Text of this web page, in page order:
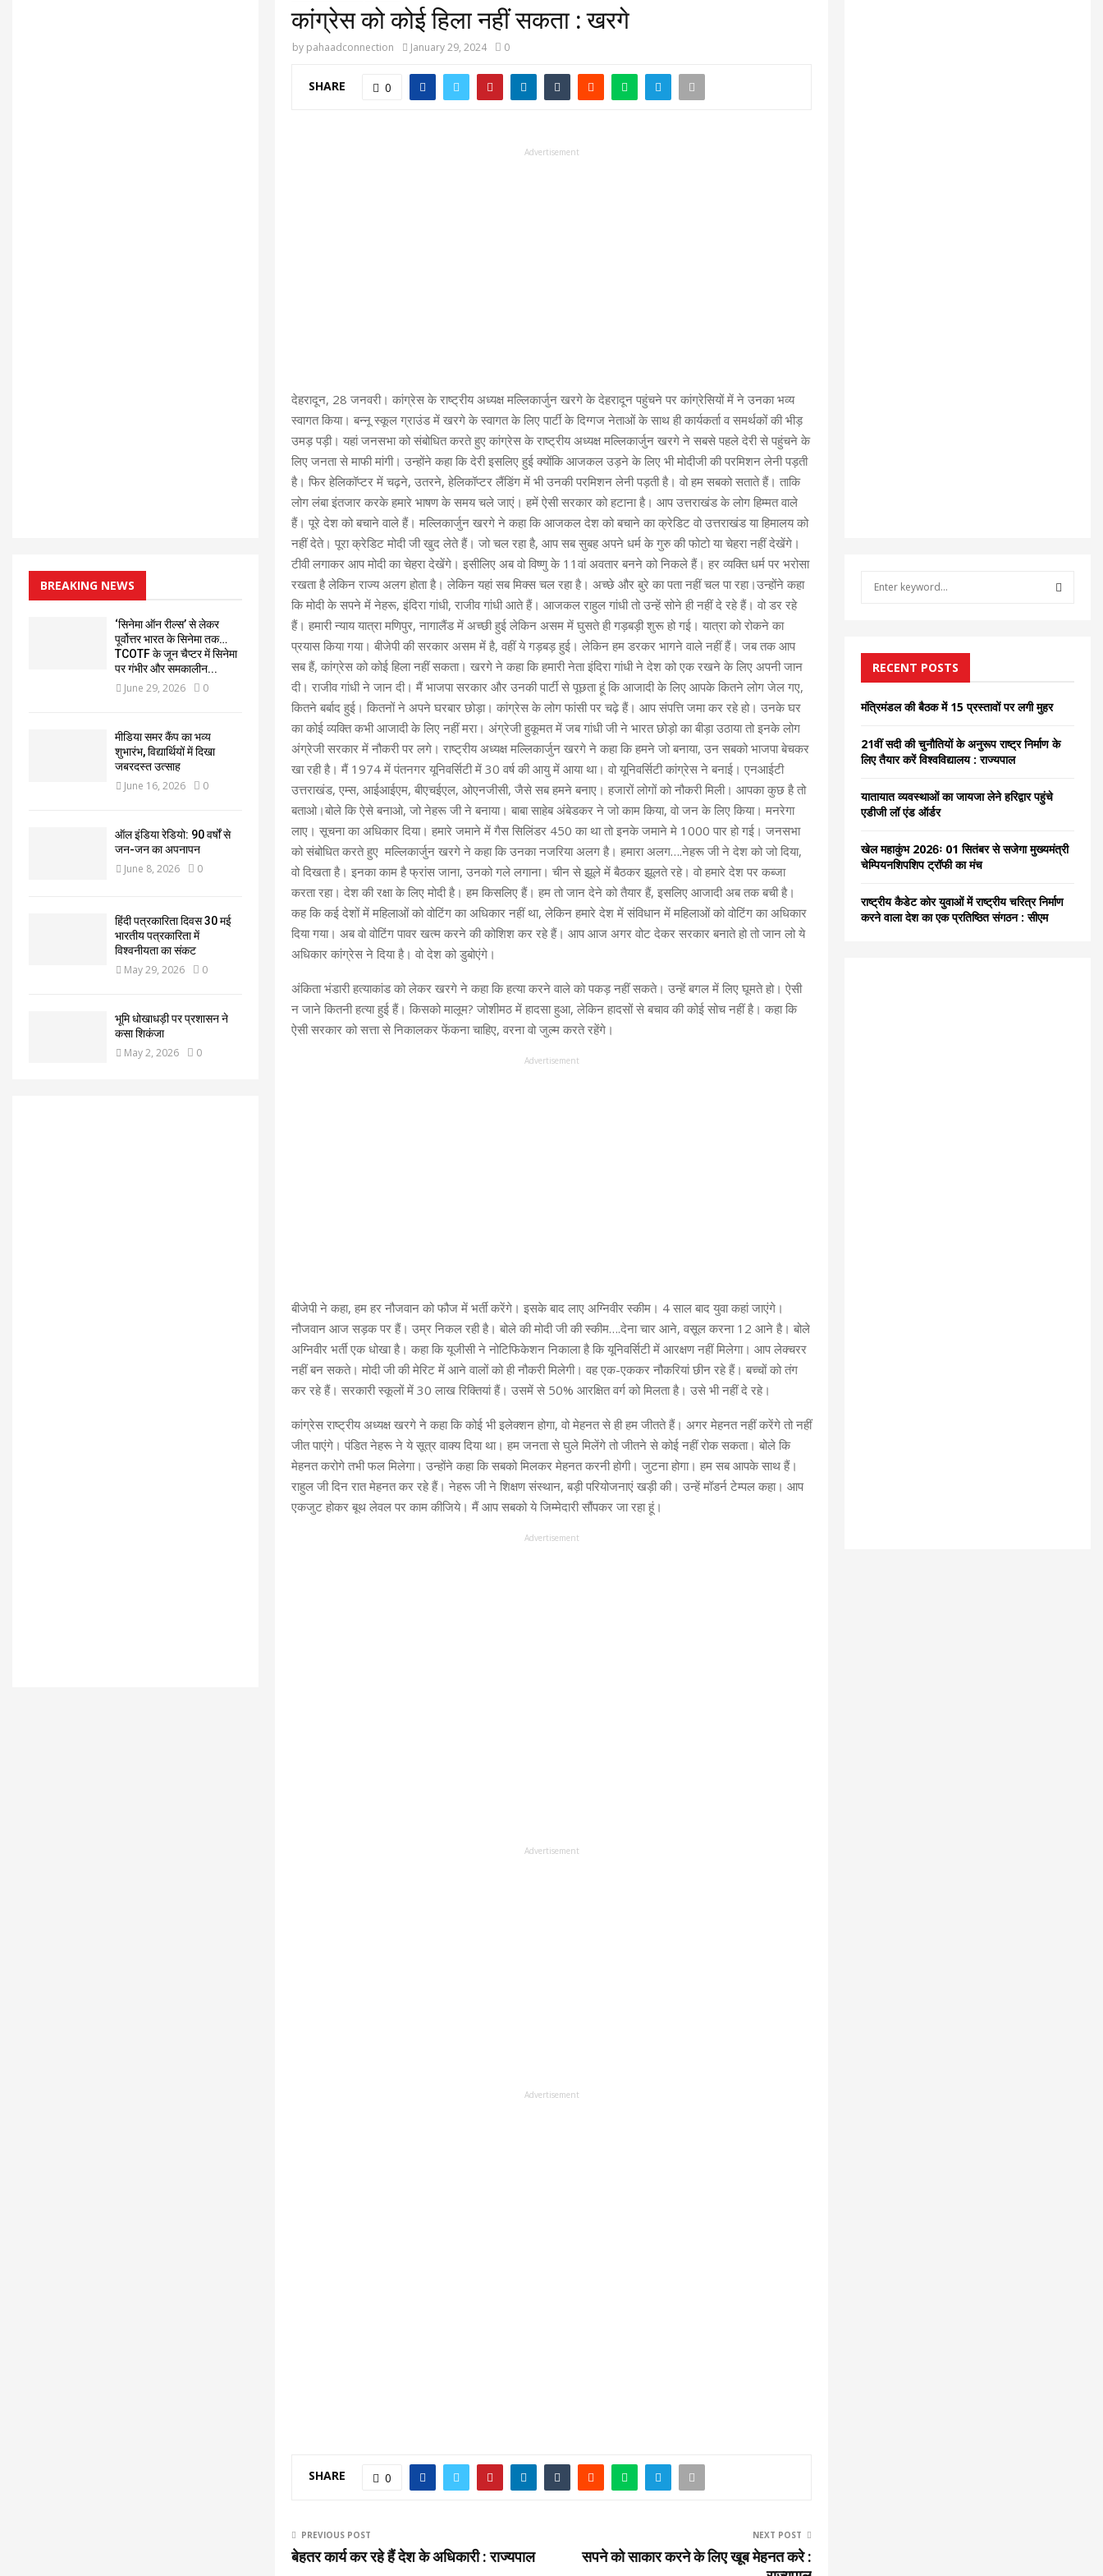
कांग्रेस को कोई हिला नहीं सकता : खरगे
by pahaadconnection January 29, 2024 0
SHARE 0
Advertisement
देहरादून, 28 जनवरी। कांग्रेस के राष्ट्रीय अध्यक्ष मल्लिकार्जुन खरगे के देहरादून पहुंचने पर कांग्रेसियों में ने उनका भव्य
स्वागत किया। बन्नू स्कूल ग्राउंड में खरगे के स्वागत के लिए पार्टी के दिग्गज नेताओं के साथ ही कार्यकर्ता व समर्थकों की भीड़
उमड़ पड़ी। यहां जनसभा को संबोधित करते हुए कांग्रेस के राष्ट्रीय अध्यक्ष मल्लिकार्जुन खरगे ने सबसे पहले देरी से पहुंचने के
लिए जनता से माफी मांगी। उन्होंने कहा कि देरी इसलिए हुई क्योंकि आजकल उड़ने के लिए भी मोदीजी की परमिशन लेनी पड़ती
है। फिर हेलिकॉप्टर में चढ़ने, उतरने, हेलिकॉप्टर लैंडिंग में भी उनकी परमिशन लेनी पड़ती है। वो हम सबको सताते हैं। ताकि
लोग लंबा इंतजार करके हमारे भाषण के समय चले जाएं। हमें ऐसी सरकार को हटाना है। आप उत्तराखंड के लोग हिम्मत वाले
हैं। पूरे देश को बचाने वाले हैं। मल्लिकार्जुन खरगे ने कहा कि आजकल देश को बचाने का क्रेडिट वो उत्तराखंड या हिमालय को
नहीं देते। पूरा क्रेडिट मोदी जी खुद लेते हैं। जो चल रहा है, आप सब सुबह अपने धर्म के गुरु की फोटो या चेहरा नहीं देखेंगे।
टीवी लगाकर आप मोदी का चेहरा देखेंगे। इसीलिए अब वो विष्णु के 11वां अवतार बनने को निकले हैं। हर व्यक्ति धर्म पर भरोसा
रखता है लेकिन राज्य अलग होता है। लेकिन यहां सब मिक्स चल रहा है। अच्छे और बुरे का पता नहीं चल पा रहा।उन्होंने कहा
कि मोदी के सपने में नेहरू, इंदिरा गांधी, राजीव गांधी आते हैं। आजकल राहुल गांधी तो उन्हें सोने ही नहीं दे रहे हैं। वो डर रहे
हैं। हमारी न्याय यात्रा मणिपुर, नागालैंड में अच्छी हुई लेकिन असम में घुसते ही गड़बड़ी शुरू हो गई। यात्रा को रोकने का
प्रयास किया गया। बीजेपी की सरकार असम में है, वहीं ये गड़बड़ हुई। लेकिन हम डरकर भागने वाले नहीं हैं। जब तक आप
सब हैं, कांग्रेस को कोई हिला नहीं सकता। खरगे ने कहा कि हमारी नेता इंदिरा गांधी ने देश को एक रखने के लिए अपनी जान
दी। राजीव गांधी ने जान दी। मैं भाजपा सरकार और उनकी पार्टी से पूछता हूं कि आजादी के लिए आपके कितने लोग जेल गए,
कितने बर्बाद हुई। कितनों ने अपने घरबार छोड़ा। कांग्रेस के लोग फांसी पर चढ़े हैं। आप संपत्ति जमा कर रहे हो। उनके घर
का कोई व्यक्ति कभी आजादी के लिए नहीं मरा। अंग्रेजी हुकूमत में जब गांधी जी ने भारत छोड़ो का बीड़ा उठाया तो इनके लोग
अंग्रेजी सरकार में नौकरी पर लगे। राष्ट्रीय अध्यक्ष मल्लिकार्जुन खरगे ने कहा कि हमने जो बनाया, उन सबको भाजपा बेचकर
खा रही है। मैं 1974 में पंतनगर यूनिवर्सिटी में 30 वर्ष की आयु में आया था। वो यूनिवर्सिटी कांग्रेस ने बनाई। एनआईटी
उत्तराखंड, एम्स, आईआईएम, बीएचईएल, ओएनजीसी, जैसे सब हमने बनाए। हजारों लोगों को नौकरी मिली। आपका कुछ है तो
बताओ।बोले कि ऐसे बनाओ, जो नेहरू जी ने बनाया। बाबा साहेब अंबेडकर ने जो काम किया, वो जन के लिए किया। मनरेगा
लाए। सूचना का अधिकार दिया। हमारे जमाने में गैस सिलिंडर 450 का था तो इनके जमाने मे 1000 पार हो गई। जनसभा
को संबोधित करते हुए मल्लिकार्जुन खरगे ने कहा कि उनका नजरिया अलग है। हमारा अलग….नेहरू जी ने देश को जो दिया,
वो दिखता है। इनका काम है फ्रांस जाना, उनको गले लगाना। चीन से झूले में बैठकर झूलते रहे। वो हमारे देश पर कब्जा
करता रहा। देश की रक्षा के लिए मोदी है। हम किसलिए हैं। हम तो जान देने को तैयार हैं, इसलिए आजादी अब तक बची है।
कह कि कई देशों में महिलाओं को वोटिंग का अधिकार नहीं था, लेकिन हमारे देश में संविधान में महिलाओं को वोटिंग का अधिकार
दिया गया। अब वो वोटिंग पावर खत्म करने की कोशिश कर रहे हैं। आप आज अगर वोट देकर सरकार बनाते हो तो जान लो ये
अधिकार कांग्रेस ने दिया है। वो देश को डुबोएंगे।
अंकिता भंडारी हत्याकांड को लेकर खरगे ने कहा कि हत्या करने वाले को पकड़ नहीं सकते। उन्हें बगल में लिए घूमते हो। ऐसी
न जाने कितनी हत्या हुई हैं। किसको मालूम? जोशीमठ में हादसा हुआ, लेकिन हादसों से बचाव की कोई सोच नहीं है। कहा कि
ऐसी सरकार को सत्ता से निकालकर फेंकना चाहिए, वरना वो जुल्म करते रहेंगे।
Advertisement
बीजेपी ने कहा, हम हर नौजवान को फौज में भर्ती करेंगे। इसके बाद लाए अग्निवीर स्कीम। 4 साल बाद युवा कहां जाएंगे।
नौजवान आज सड़क पर हैं। उम्र निकल रही है। बोले की मोदी जी की स्कीम….देना चार आने, वसूल करना 12 आने है। बोले
अग्निवीर भर्ती एक धोखा है। कहा कि यूजीसी ने नोटिफिकेशन निकाला है कि यूनिवर्सिटी में आरक्षण नहीं मिलेगा। आप लेक्चरर
नहीं बन सकते। मोदी जी की मेरिट में आने वालों को ही नौकरी मिलेगी। वह एक-एककर नौकरियां छीन रहे हैं। बच्चों को तंग
कर रहे हैं। सरकारी स्कूलों में 30 लाख रिक्तियां हैं। उसमें से 50% आरक्षित वर्ग को मिलता है। उसे भी नहीं दे रहे।
कांग्रेस राष्ट्रीय अध्यक्ष खरगे ने कहा कि कोई भी इलेक्शन होगा, वो मेहनत से ही हम जीतते हैं। अगर मेहनत नहीं करेंगे तो नहीं
जीत पाएंगे। पंडित नेहरू ने ये सूत्र वाक्य दिया था। हम जनता से घुले मिलेंगे तो जीतने से कोई नहीं रोक सकता। बोले कि
मेहनत करोगे तभी फल मिलेगा। उन्होंने कहा कि सबको मिलकर मेहनत करनी होगी। जुटना होगा। हम सब आपके साथ हैं।
राहुल जी दिन रात मेहनत कर रहे हैं। नेहरू जी ने शिक्षण संस्थान, बड़ी परियोजनाएं खड़ी की। उन्हें मॉडर्न टेम्पल कहा। आप
एकजुट होकर बूथ लेवल पर काम कीजिये। मैं आप सबको ये जिम्मेदारी सौंपकर जा रहा हूं।
Advertisement
Advertisement
Advertisement
SHARE 0
PREVIOUS POST
बेहतर कार्य कर रहे हैं देश के अधिकारी : राज्यपाल
NEXT POST
सपने को साकार करने के लिए खूब मेहनत करे :
BREAKING NEWS
‘सिनेमा ऑन रील्स’ से लेकर
पूर्वोत्तर भारत के सिनेमा तक…
TCOTF के जून चैप्टर में सिनेमा
पर गंभीर और समकालीन...
June 29, 2026 0
मीडिया समर कैंप का भव्य
शुभारंभ, विद्यार्थियों में दिखा
जबरदस्त उत्साह
June 16, 2026 0
ऑल इंडिया रेडियो: 90 वर्षों से
जन-जन का अपनापन
June 8, 2026 0
हिंदी पत्रकारिता दिवस 30 मई
भारतीय पत्रकारिता में
विश्वनीयता का संकट
May 29, 2026 0
भूमि धोखाधड़ी पर प्रशासन ने
कसा शिकंजा
May 2, 2026 0
f
o
C
RECENT POSTS
मंत्रिमंडल की बैठक में 15 प्रस्तावों पर लगी मुहर
21वीं सदी की चुनौतियों के अनुरूप राष्ट्र निर्माण के
लिए तैयार करें विश्वविद्यालय : राज्यपाल
यातायात व्यवस्थाओं का जायजा लेने हरिद्वार पहुंचे
एडीजी लॉ एंड ऑर्डर
खेल महाकुंभ 2026ः 01 सितंबर से सजेगा मुख्यमंत्री
चेम्पियनशिपशिप ट्रॉफी का मंच
राष्ट्रीय कैडेट कोर युवाओं में राष्ट्रीय चरित्र निर्माण
करने वाला देश का एक प्रतिष्ठित संगठन : सीएम